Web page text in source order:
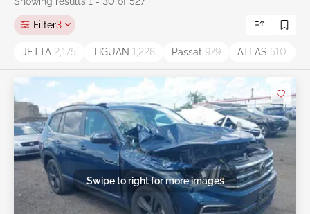
Filter3
JETTA 2,175 TIGUAN 1,228 Passat 979 ATLAS 510
Swipe to right for more images